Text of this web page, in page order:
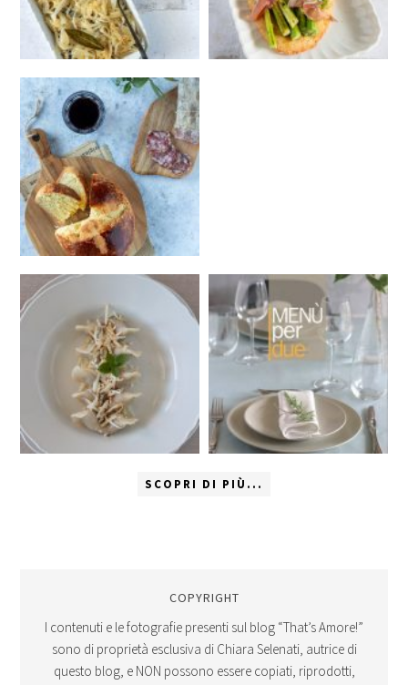
SCOPRI DI PIÙ...
COPYRIGHT
I contenuti e le fotografie presenti sul blog “That’s Amore!”
sono di proprietà esclusiva di Chiara Selenati, autrice di
questo blog, e NON possono essere copiati, riprodotti,